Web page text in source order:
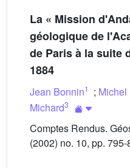
La « Mission
géologique de
de Paris à la suite
1884
Jean Bonnin1 ;
Michard3
Comptes Rendus.
(2002) no. 10, pp. 795-